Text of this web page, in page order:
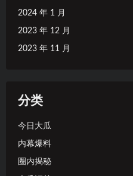
2024 年 1 月
2023 年 12 月
2023 年 11 月
分类
今日大瓜
内幕爆料
圈内揭秘